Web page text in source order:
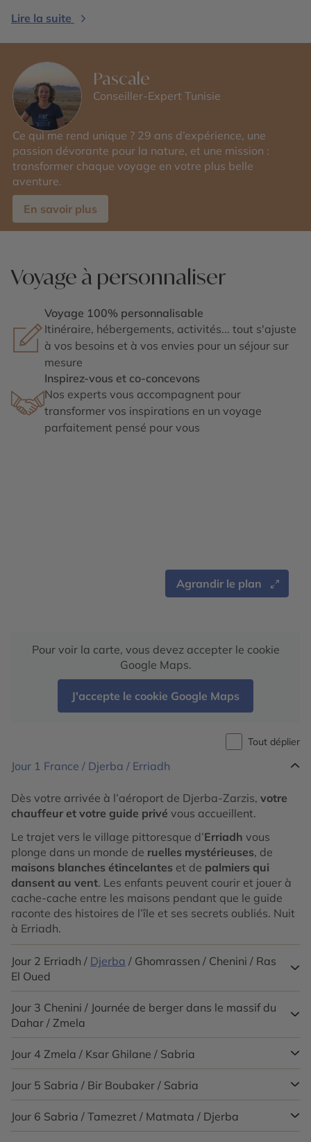
Lire la suite
Pascale
Conseiller-Expert Tunisie
Ce qui me rend unique ? 29 ans d’expérience, une
passion dévorante pour la nature, et une mission :
transformer chaque voyage en votre plus belle
aventure.
En savoir plus
Voyage à personnaliser
Voyage 100% personnalisable
Itinéraire, hébergements, activités... tout s'ajuste
à vos besoins et à vos envies pour un séjour sur
mesure
Inspirez-vous et co-concevons
Nos experts vous accompagnent pour
transformer vos inspirations en un voyage
parfaitement pensé pour vous
Agrandir le plan
Pour voir la carte, vous devez accepter le cookie
Google Maps.
J'accepte le cookie Google Maps
Tout déplier
Jour 1 France / Djerba / Erriadh
Dès votre arrivée à l’aéroport de Djerba-Zarzis, votre
chauffeur et votre guide privé vous accueillent.
Le trajet vers le village pittoresque d’Erriadh vous
plonge dans un monde de ruelles mystérieuses, de
maisons blanches étincelantes et de palmiers qui
dansent au vent. Les enfants peuvent courir et jouer à
cache-cache entre les maisons pendant que le guide
raconte des histoires de l’île et ses secrets oubliés. Nuit
à Erriadh.
Jour 2 Erriadh / Djerba / Ghomrassen / Chenini / Ras
El Oued
Votre chauffeur vous conduitle long de laChaussée
romaine, tandis que votre guide privé vous raconte les
légendes et anecdotes de cette route antique. À
Ghomrassen , ouvrez grand les yeux : dans la poussière,
destraces de dinosaures et des fossilessemblent
raconter des histoires de géants disparus depuis des
millions d’années !Le Ksar Haddada, décor de Star
Wars, vous transporte dans un autre univers où petits
et grands peuvent devenir de véritables aventuriers.
Jour 3 Chenini / Journée de berger dans le massif du
Dahar / Zmela
Aujourd’hui, directionle massif du Dahar
apprentis bergers. Vous suivez un vrai berger, observez
les animaux et écoutez le vent vous raconter des
histoires anciennes. Les enfants peuvent chercher des
traces d’animaux et apprendre à identifier les plantes,
tandis que les parents découvrent le quotidien
Jour 4 Zmela / Ksar Ghilane / Sabria
Départ pour l’oasis deKsar Ghilane. Ici, les enfants
peuvent jouer dans lasource chaude naturelle,
explorer les dunes et s’imaginer héros d’un monde
magique. Le guide vous raconte les légendes du désert
Jour 5 Sabria / Bir Boubaker / Sabria
Aujourd’hui, vous partez à l’aventure dans le
Grand Erg
Orientalavec votre chauffeur et votre guide. ÀBir
Jour 6 Sabria / Tamezret / Matmata / Djerba